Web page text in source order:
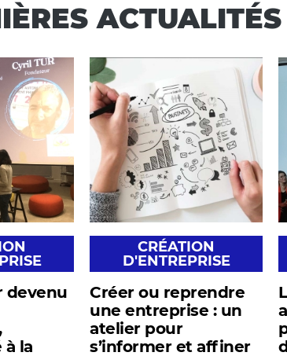
devenu
à la
CRÉATION
D'ENTREPRISE
Créer ou reprendre
une entreprise : un
atelier pour
s’informer et affiner